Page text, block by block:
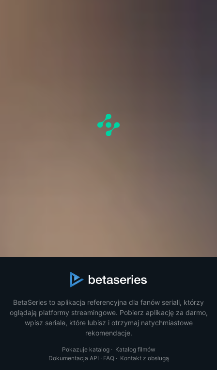
BetaSeries to aplikacja referencyjna dla fanów seriali, którzy
oglądają platformy streamingowe. Pobierz aplikację za darmo,
wpisz seriale, które lubisz i otrzymaj natychmiastowe
rekomendacje.
Pokazuje katalog· Katalog filmów
Dokumentacja API · FAQ· Kontakt z obsługą